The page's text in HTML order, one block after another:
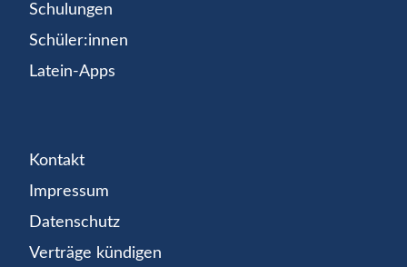
Schulungen
Schüler:innen
Latein-Apps
Kontakt
Impressum
Datenschutz
Verträge kündigen